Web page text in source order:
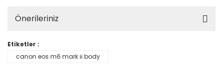
Önerileriniz
Etiketler :
canon eos m6 mark ii body